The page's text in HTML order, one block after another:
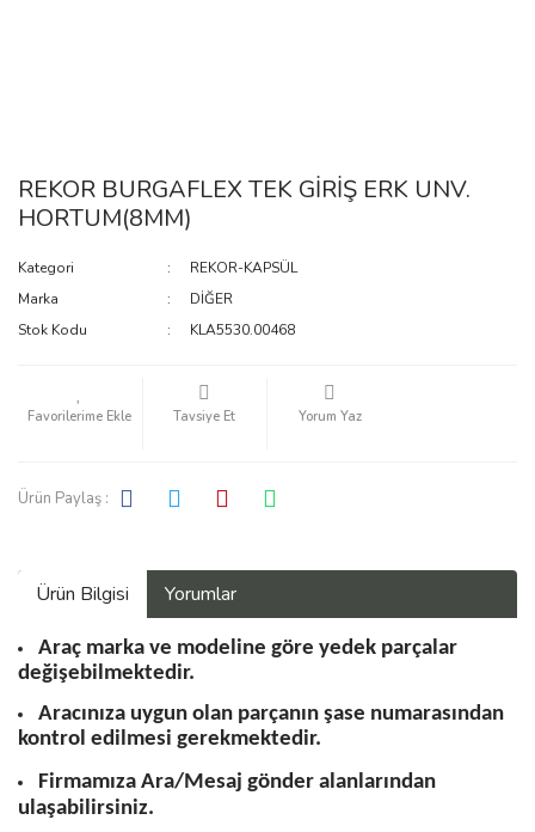
REKOR BURGAFLEX TEK GİRİŞ ERK UNV.
HORTUM(8MM)
Kategori
REKOR-KAPSÜL
Marka
DİĞER
Stok Kodu
KLA5530.00468
Tavsiye Et Yorum Yaz
Ürün Paylaş :
Ürün Bilgisi Yorumlar
Araç marka ve modeline göre yedek parçalar
değişebilmektedir.
Aracınıza uygun olan parçanın şase numarasından
kontrol edilmesi gerekmektedir.
Firmamıza Ara/Mesaj gönder alanlarından
ulaşabilirsiniz.